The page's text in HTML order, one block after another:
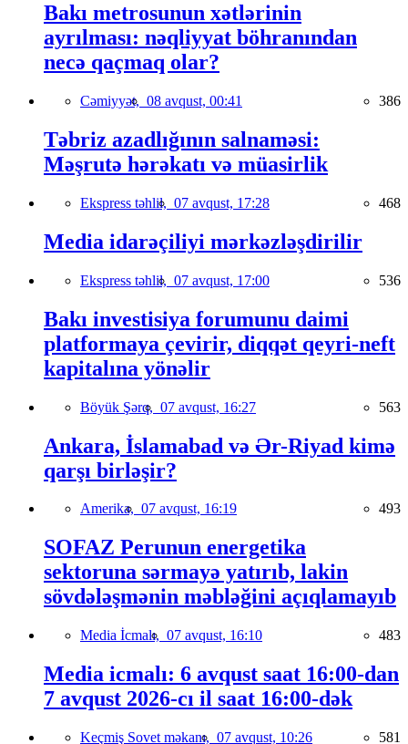
Bakı metrosunun xətlərinin
ayrılması: nəqliyyat böhranından
necə qaçmaq olar?
Cəmiyyət, 08 avqust, 00:41 386
Təbriz azadlığının salnaməsi:
Məşrutə hərəkatı və müasirlik
Ekspress təhlil, 07 avqust, 17:28 468
Media idarəçiliyi mərkəzləşdirilir
Ekspress təhlil, 07 avqust, 17:00 536
Bakı investisiya forumunu daimi
platformaya çevirir, diqqət qeyri-neft
kapitalına yönəlir
Böyük Şərq, 07 avqust, 16:27 563
Ankara, İslamabad və Ər-Riyad kimə
qarşı birləşir?
Amerika, 07 avqust, 16:19 493
SOFAZ Perunun energetika
sektoruna sərmayə yatırıb, lakin
sövdələşmənin məbləğini açıqlamayıb
Media İcmalı, 07 avqust, 16:10 483
Media icmalı: 6 avqust saat 16:00-dan
7 avqust 2026-cı il saat 16:00-dək
Keçmiş Sovet məkanı, 07 avqust, 10:26 581